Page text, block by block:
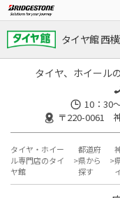
タイヤ館 西
タイヤ、ホイール
10：30
〒220-0061
タイヤ・ホイー
ル専門店のタイ
ヤ館
都道府
県から
探す